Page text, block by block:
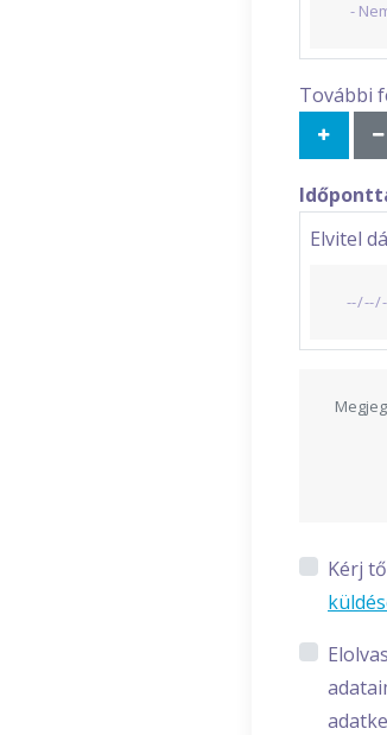
További
Elvitel
Kérj